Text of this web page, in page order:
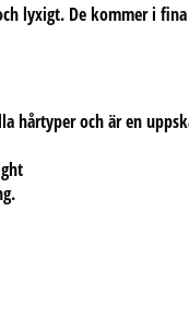
lyxigt. De kommer i
hårtyper och är en